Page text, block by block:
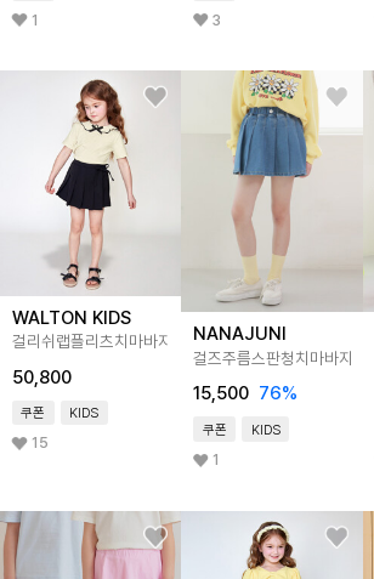
1 3
WALTON KIDS
걸리쉬랩플리츠치마바지
50,800
쿠폰 KIDS
15
NANAJUNI
걸즈주름스판청치마바지
15,500 76%
쿠폰 KIDS
1